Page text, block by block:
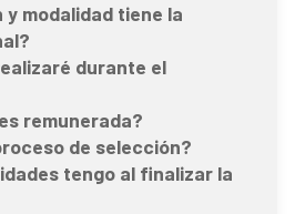
y modalidad tiene la
durante el
remunerada?
de selección?
tengo al finalizar la